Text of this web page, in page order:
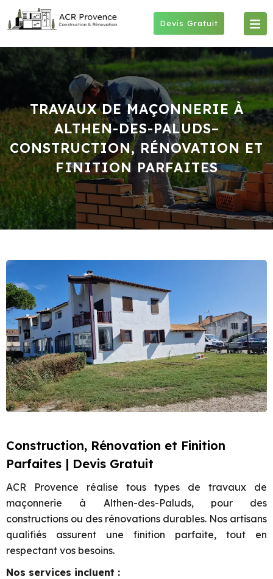
Devis Gratuit
TRAVAUX DE MAÇONNERIE À
ALTHEN-DES-PALUDS–
CONSTRUCTION, RÉNOVATION ET
FINITION PARFAITES
Construction, Rénovation et Finition
Parfaites | Devis Gratuit
ACR Provence réalise tous types de travaux de
maçonnerie à Althen-des-Paluds, pour des
constructions ou des rénovations durables. Nos artisans
qualifiés assurent une finition parfaite, tout en
respectant vos besoins.
Nos services incluent :